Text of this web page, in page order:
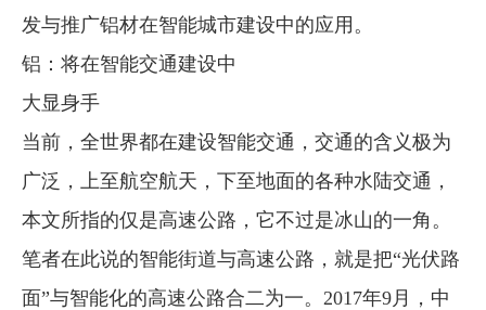
发与推广铝材在智能城市建设中的应用。
铝：将在智能交通建设中
大显身手
当前，全世界都在建设智能交通，交通的含义极为
广泛，上至航空航天，下至地面的各种水陆交通，
本文所指的仅是高速公路，它不过是冰山的一角。
笔者在此说的智能街道与高速公路，就是把“光伏路
面”与智能化的高速公路合二为一。2017年9月，中